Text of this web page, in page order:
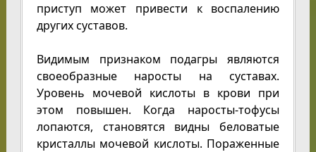
приступ может привести к воспалению
других суставов.
Видимым признаком подагры являются
своеобразные наросты на суставах.
Уровень мочевой кислоты в крови при
этом повышен. Когда наросты-тофусы
лопаются, становятся видны беловатые
кристаллы мочевой кислоты. Пораженные